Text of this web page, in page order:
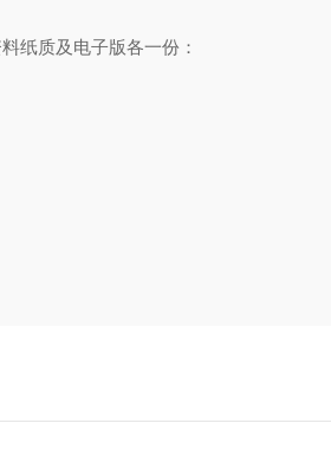
纸质及电子版各一份：